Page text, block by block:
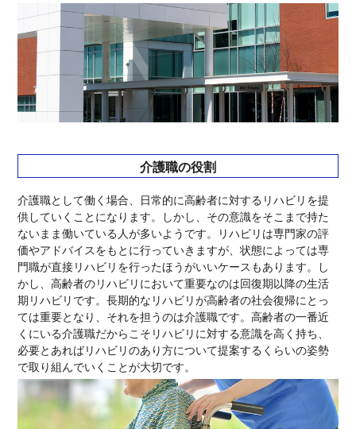
介護職の役割
介護職として働く場合、日常的に高齢者に対するリハビリを提
供していくことになります。しかし、その意識をそこまで持た
ないまま働いている人が多いようです。リハビリは専門家の評
価やアドバイスをもとに行っていきますが、状態によっては専
門職が直接リハビリを行ったほうがいいケースもあります。し
かし、高齢者のリハビリにおいて重要なのは回復期以降の生活
期リハビリです。長期的なリハビリが高齢者の社会復帰にとっ
ては重要となり、それを担うのは介護職です。高齢者の一番近
くにいる介護職だからこそリハビリに対する意識を高く持ち、
必要とあればリハビリのあり方について提案するくらいの姿勢
で取り組んでいくことが大切です。